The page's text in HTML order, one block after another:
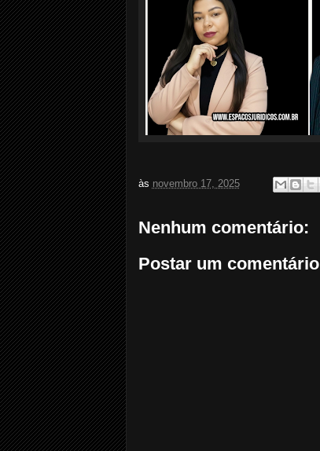
às novembro 17, 2025
Nenhum comentário:
Postar um comentário